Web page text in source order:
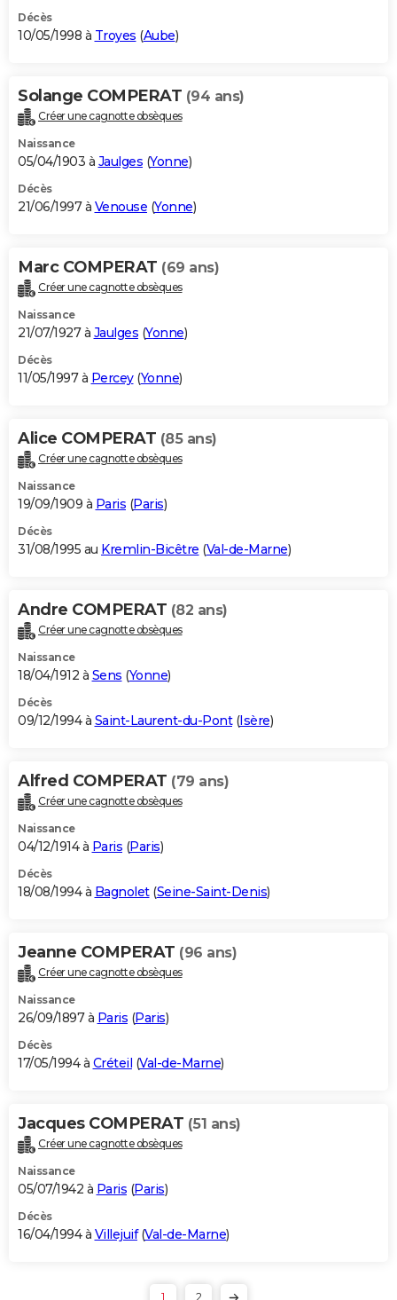
Décès
10/05/1998 à Troyes (Aube)
Solange COMPERAT (94 ans)
Créer une cagnotte obsèques
Naissance
05/04/1903 à Jaulges (Yonne)
Décès
21/06/1997 à Venouse (Yonne)
Marc COMPERAT (69 ans)
Créer une cagnotte obsèques
Naissance
21/07/1927 à Jaulges (Yonne)
Décès
11/05/1997 à Percey(Yonne)
Alice COMPERAT (85 ans)
Créer une cagnotte obsèques
Naissance
19/09/1909 à Paris (Paris)
Décès
31/08/1995 au Kremlin-Bicêtre (Val-de-Marne)
Andre COMPERAT (82 ans)
Créer une cagnotte obsèques
Naissance
18/04/1912 à Sens (Yonne)
Décès
09/12/1994 à Saint-Laurent-du-Pont(Isère)
Alfred COMPERAT (79 ans)
Créer une cagnotte obsèques
Naissance
04/12/1914 à Paris (Paris)
Décès
18/08/1994 à Bagnolet(Seine-Saint-Denis)
Jeanne COMPERAT (96 ans)
Créer une cagnotte obsèques
Naissance
26/09/1897 à Paris (Paris)
Décès
17/05/1994 à Créteil (Val-de-Marne)
Jacques COMPERAT (51 ans)
Créer une cagnotte obsèques
Naissance
05/07/1942 à Paris (Paris)
Décès
16/04/1994 à Villejuif(Val-de-Marne)
1 2